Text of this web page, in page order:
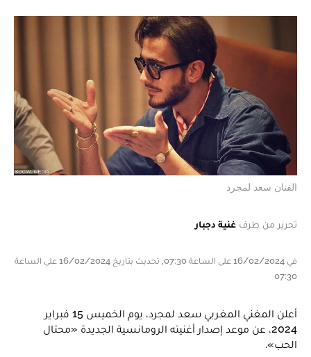
الفنان سعد لمجرد
تحرير من طرف غنية دجبار
في 16/02/2024 على الساعة 07:30, تحديث بتاريخ 16/02/2024 على الساعة
07:30
أعلن المغني المغربي سعد لمجرد، يوم الخميس 15 فبراير
2024، عن موعد إصدار أغنيته الرومانسية الجديدة «محتال
الحب».